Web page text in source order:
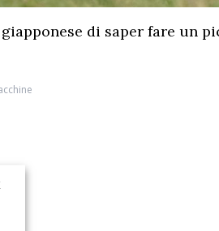
giapponese di saper fare un